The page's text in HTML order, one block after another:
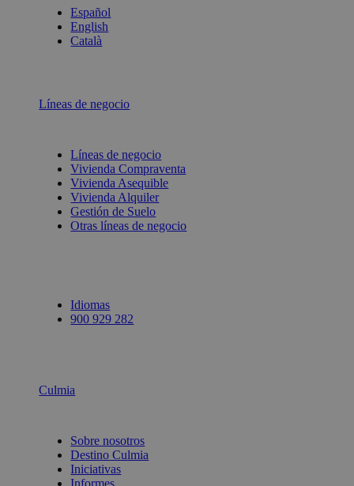
Español
English
Català
Líneas de negocio
Líneas de negocio
Vivienda Compraventa
Vivienda Asequible
Vivienda Alquiler
Gestión de Suelo
Otras líneas de negocio
Idiomas
900 929 282
Culmia
Sobre nosotros
Destino Culmia
Iniciativas
Informes